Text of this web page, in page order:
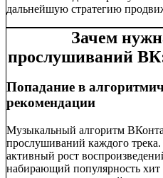
дальнейшую стратегию
Зачем
прослушиваний
Попадание в
рекомендации
Музыкальный алгоритм
прослушиваний каждого
активный рост
набирающий популярность хит